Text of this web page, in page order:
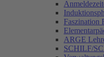
Faszination
ARGE
SCHILF/